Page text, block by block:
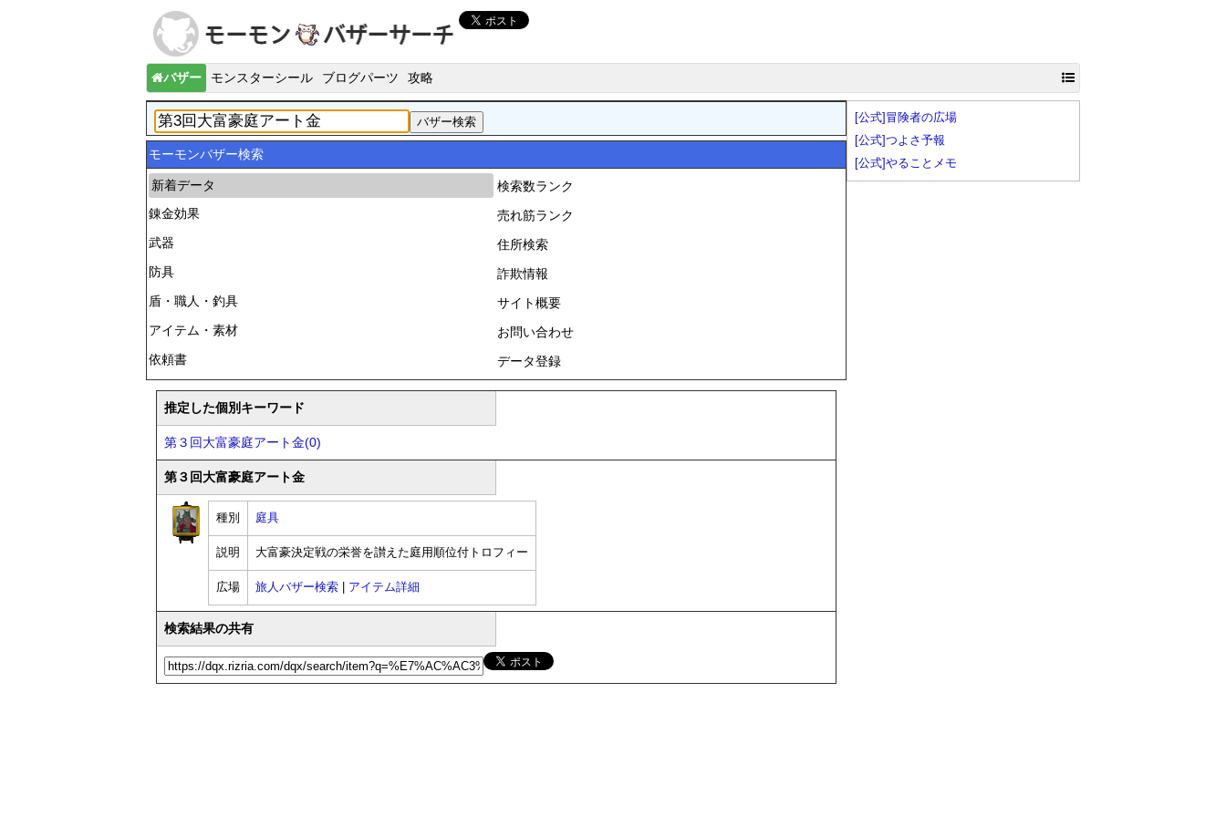
バザー モンスターシール ブログパーツ 攻略
モーモンバザー検索
新着データ
錬金効果
武器
防具
盾・職人・釣具
アイテム・素材
依頼書
検索数ランク
売れ筋ランク
住所検索
詐欺情報
サイト概要
お問い合わせ
データ登録
推定した個別キーワード
第３回大富豪庭アート金(0)
第３回大富豪庭アート金
種別 庭具
説明 大富豪決定戦の栄誉を讃えた庭用順位付トロフィー
広場 旅人バザー検索 アイテム詳細
検索結果の共有
[公式]冒険者の広場
[公式]つよさ予報
[公式]やることメモ